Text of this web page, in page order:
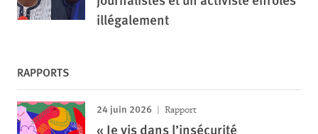
illégalement
RAPPORTS
24 juin 2026 Rapport
« Je vis dans l’insécurité